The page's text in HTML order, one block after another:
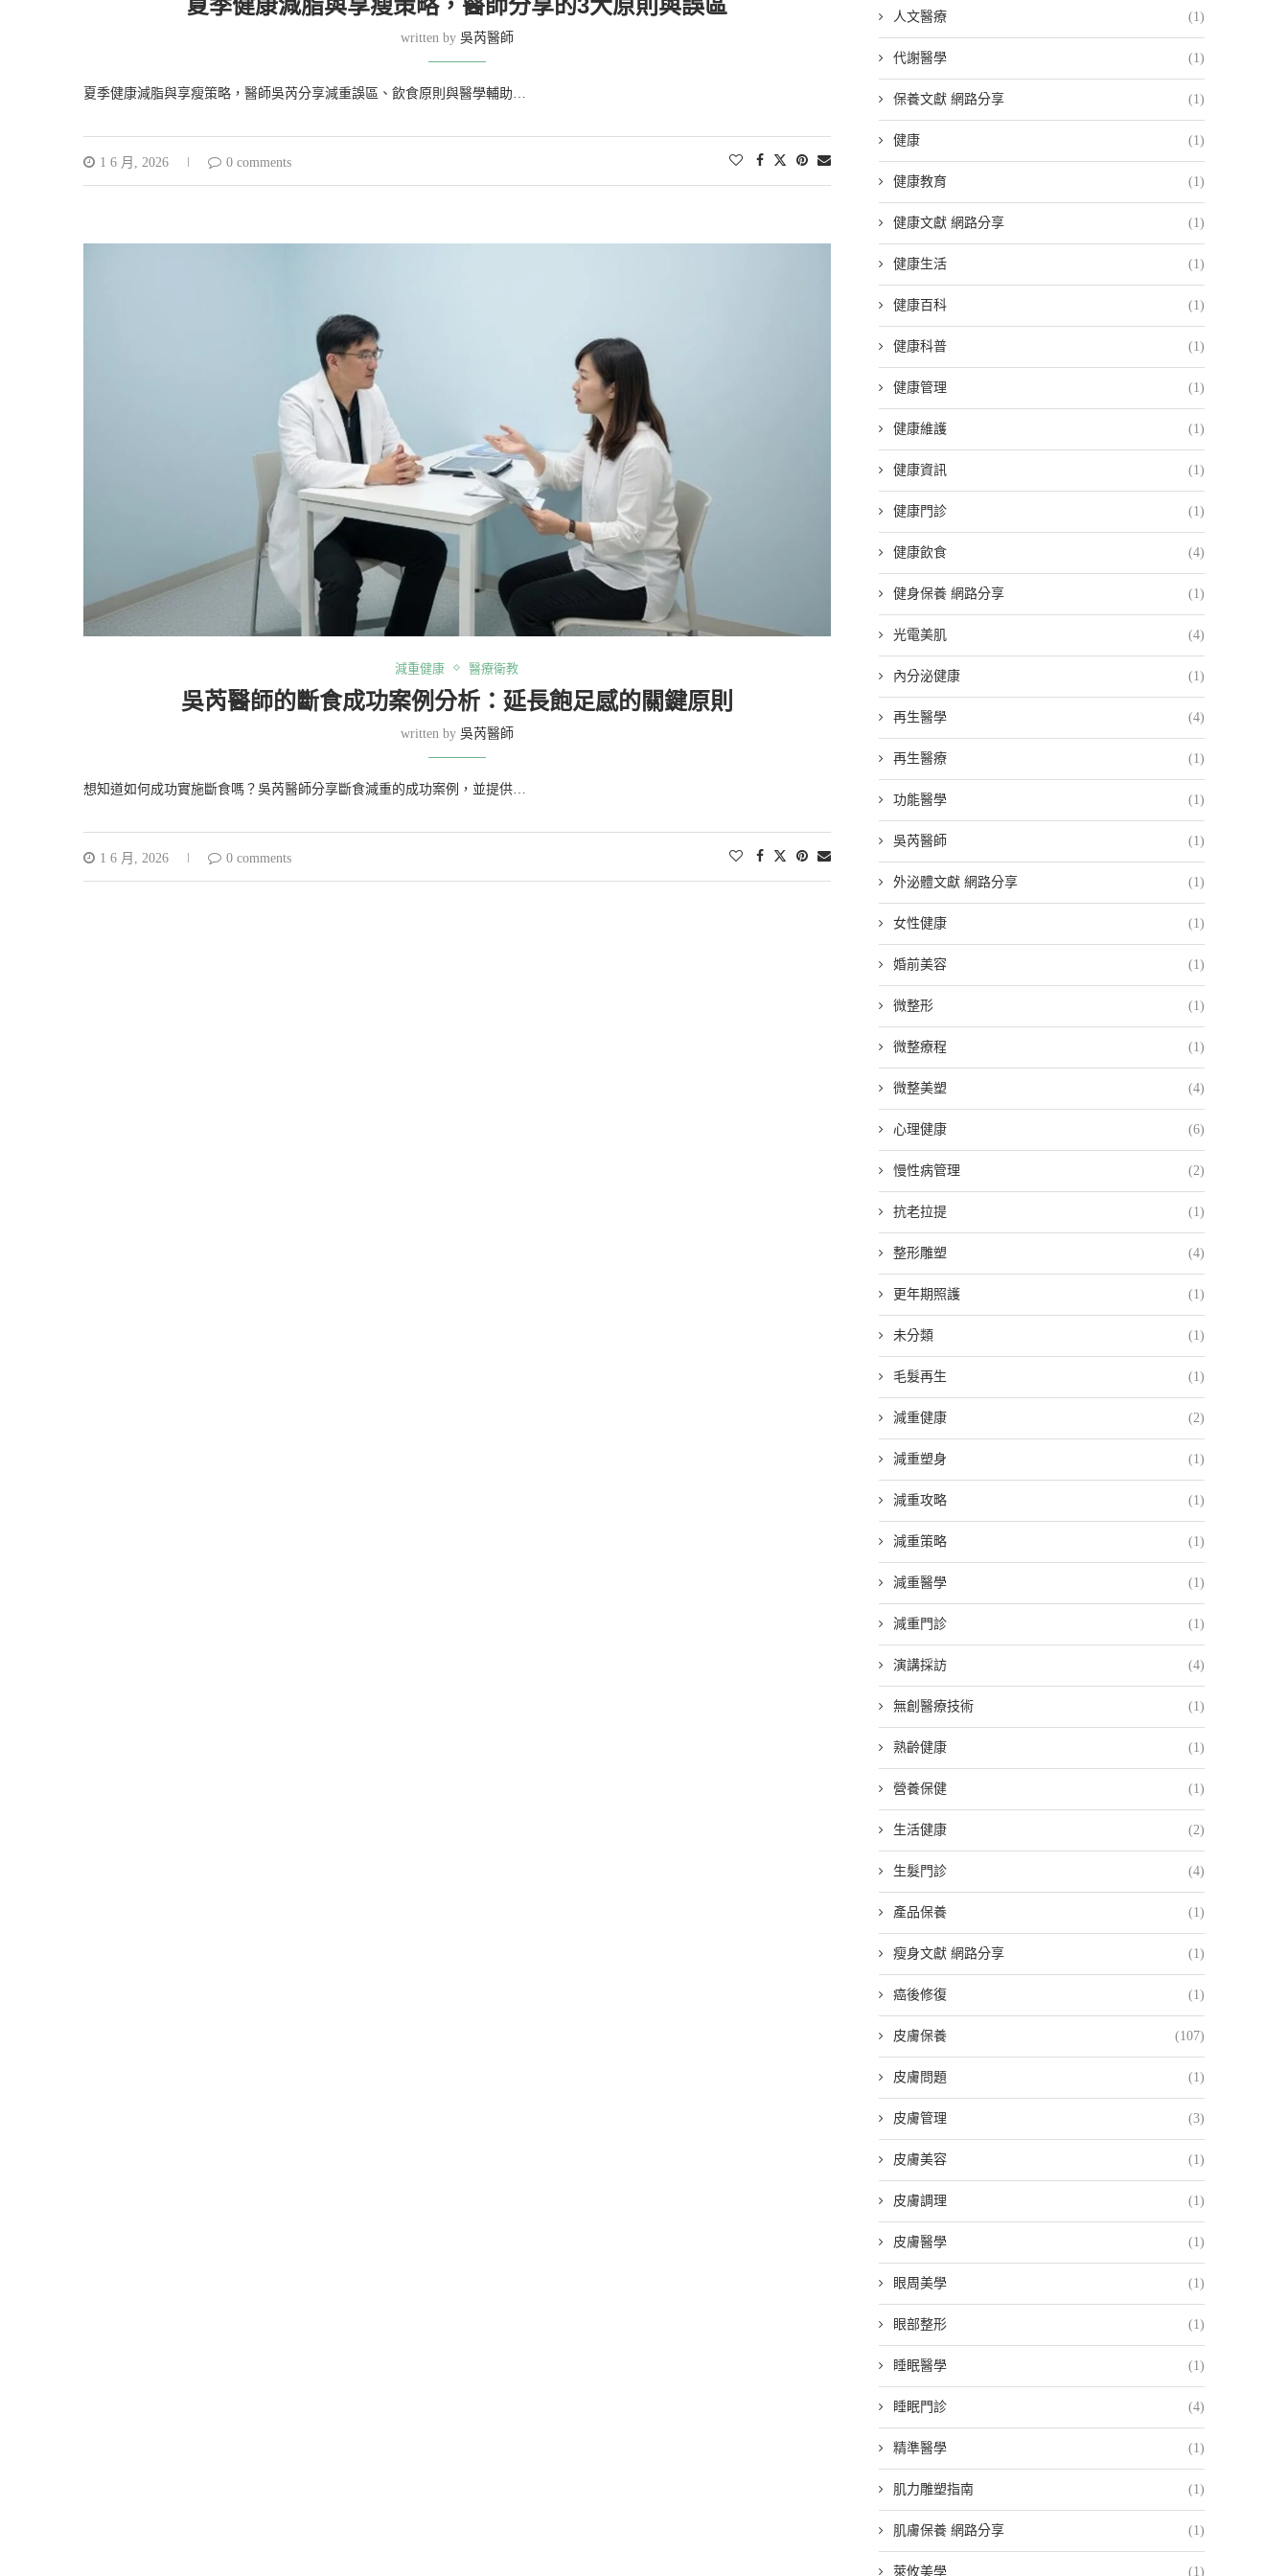
夏季健康減脂與享瘦策略，醫師分享的3大原則與誤區
written by 吳芮醫師
夏季健康減脂與享瘦策略，醫師吳芮分享減重誤區、飲食原則與醫學輔助…
1 6 月, 2026 0 comments
減重健康 醫療衛教
吳芮醫師的斷食成功案例分析：延長飽足感的關鍵原則
written by 吳芮醫師
想知道如何成功實施斷食嗎？吳芮醫師分享斷食減重的成功案例，並提供…
1 6 月, 2026 0 comments
人文醫療 (1)
代謝醫學 (1)
保養文獻 網路分享 (1)
健康 (1)
健康教育 (1)
健康文獻 網路分享 (1)
健康生活 (1)
健康百科 (1)
健康科普 (1)
健康管理 (1)
健康維護 (1)
健康資訊 (1)
健康門診 (1)
健康飲食 (4)
健身保養 網路分享 (1)
光電美肌 (4)
內分泌健康 (1)
再生醫學 (4)
再生醫療 (1)
功能醫學 (1)
吳芮醫師 (1)
外泌體文獻 網路分享 (1)
女性健康 (1)
婚前美容 (1)
微整形 (1)
微整療程 (1)
微整美塑 (4)
心理健康 (6)
慢性病管理 (2)
抗老拉提 (1)
整形雕塑 (4)
更年期照護 (1)
未分類 (1)
毛髮再生 (1)
減重健康 (2)
減重塑身 (1)
減重攻略 (1)
減重策略 (1)
減重醫學 (1)
減重門診 (1)
演講採訪 (4)
無創醫療技術 (1)
熟齡健康 (1)
營養保健 (1)
生活健康 (2)
生髮門診 (4)
產品保養 (1)
瘦身文獻 網路分享 (1)
癌後修復 (1)
皮膚保養 (107)
皮膚問題 (1)
皮膚管理 (3)
皮膚美容 (1)
皮膚調理 (1)
皮膚醫學 (1)
眼周美學 (1)
眼部整形 (1)
睡眠醫學 (1)
睡眠門診 (4)
精準醫學 (1)
肌力雕塑指南 (1)
肌膚保養 網路分享 (1)
萊攸美學 (1)